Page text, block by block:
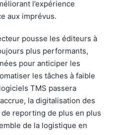
l’expérience
aux imprévus.
pousse les éditeurs à
plus performants,
pour anticiper les
les tâches à faible
TMS passera
la digitalisation des
reporting de plus en plus
de la logistique en